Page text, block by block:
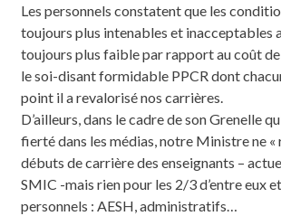
Les personnels constatent que les
toujours plus intenables et inacceptables
toujours plus faible par rapport au coût
le soi-disant formidable PPCR dont
point il a revalorisé nos carrières.
D’ailleurs, dans le cadre de son Grenelle
fierté dans les médias, notre Ministre ne «
débuts de carrière des enseignants –
SMIC -mais rien pour les 2/3 d’entre eux
personnels : AESH, administratifs…